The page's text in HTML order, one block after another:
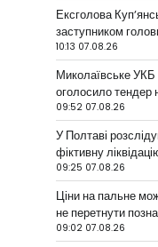
Ексголова
заступником
10:13 07.08.26
Миколаївське
оголосило тендер
09:52 07.08.26
У Полтаві
фіктивну
09:25 07.08.26
Ціни на пальне
не перетнути
09:02 07.08.26